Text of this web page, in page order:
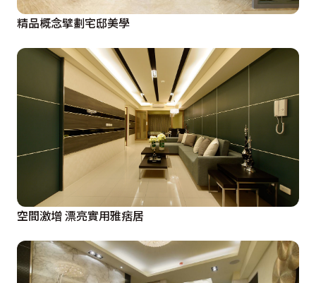
精品概念擘劃宅邸美學
空間激增 漂亮實用雅痞居